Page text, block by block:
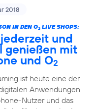
2018
IN DEN O2LIVE SHOPS:
und
genießen mit
und O2
ist heute eine der
Anwendungen
Nutzer und das